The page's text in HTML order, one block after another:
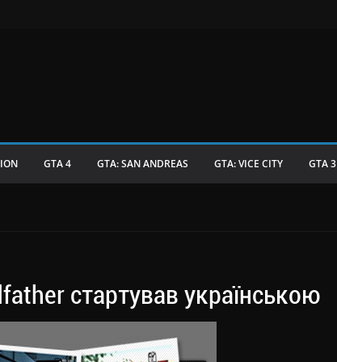
GTA 4 GTA: SAN ANDREAS GTA: VICE CITY GTA 3
стартував українською